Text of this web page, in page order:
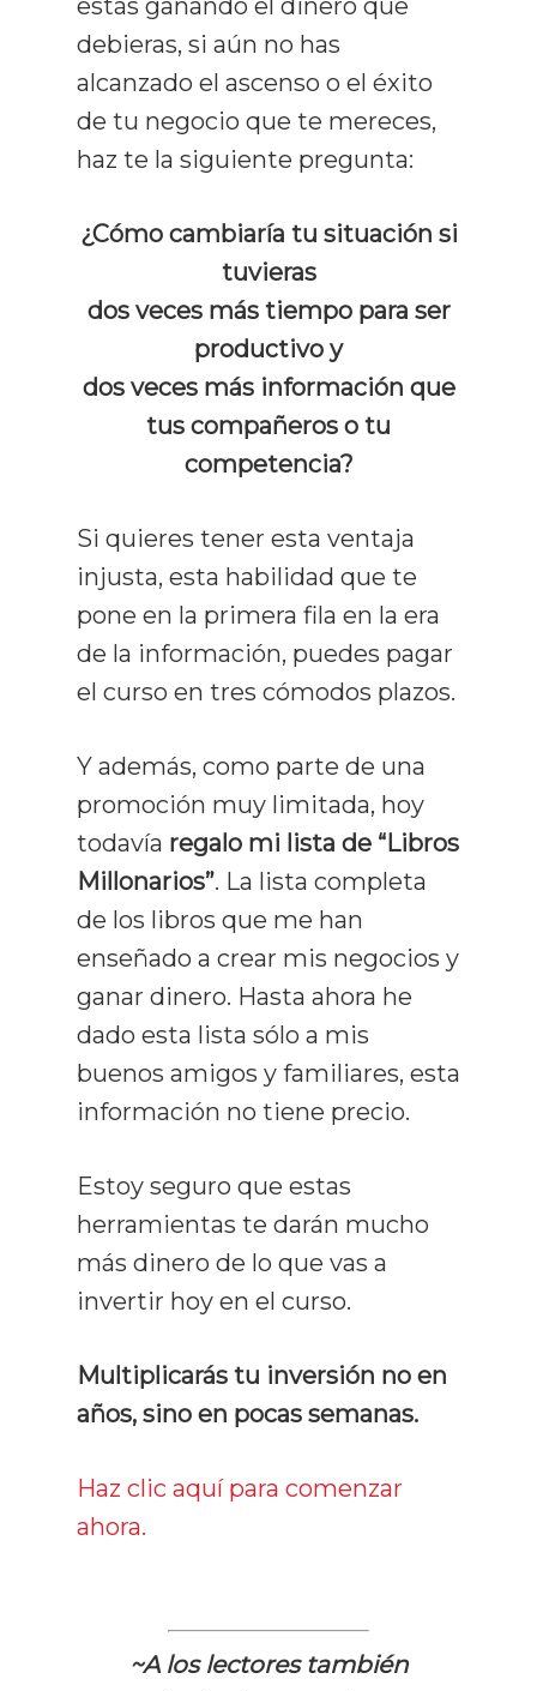
estás ganando el dinero que
debieras, si aún no has
alcanzado el ascenso o el éxito
de tu negocio que te mereces,
haz te la siguiente pregunta:
¿Cómo cambiaría tu situación si
tuvieras
dos veces más tiempo para ser
productivo y
dos veces más información que
tus compañeros o tu
competencia?
Si quieres tener esta ventaja
injusta, esta habilidad que te
pone en la primera fila en la era
de la información, puedes pagar
el curso en tres cómodos plazos.
Y además, como parte de una
promoción muy limitada, hoy
todavía regalo mi lista de “Libros
Millonarios”. La lista completa
de los libros que me han
enseñado a crear mis negocios y
ganar dinero. Hasta ahora he
dado esta lista sólo a mis
buenos amigos y familiares, esta
información no tiene precio.
Estoy seguro que estas
herramientas te darán mucho
más dinero de lo que vas a
invertir hoy en el curso.
Multiplicarás tu inversión no en
años, sino en pocas semanas.
Haz clic aquí para comenzar
ahora.
~A los lectores también
Curso De
Rápida
Recursos
Gratuitos
Opiniones
Prensa Y
Blog
Todos Los Artículos
Lectura Rápida
Técnicas De Estudio
Comprensión
Memorización
Productividad
Mentalidad
Libros
Contacto